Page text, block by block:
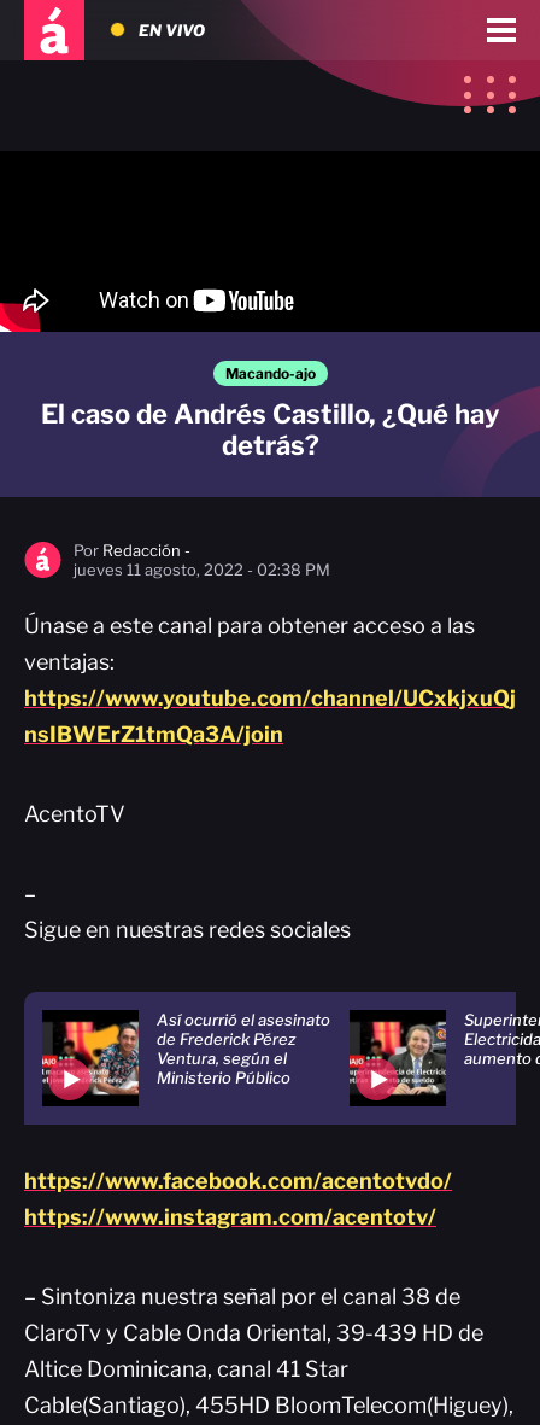
EN VIVO
Macando-ajo
El caso de Andrés Castillo, ¿Qué hay
detrás?
Por Redacción -
jueves 11 agosto, 2022 - 02:38 PM
Únase a este canal para obtener acceso a las
ventajas:
https://www.youtube.com/channel/UCxkjxuQj
nsIBWErZ1tmQa3A/join
AcentoTV
–
Sigue en nuestras redes sociales
Así ocurrió el asesinato
de Frederick Pérez
Ventura, según el
Ministerio Público
aumento
https://www.facebook.com/acentotvdo/
https://www.instagram.com/acentotv/
– Sintoniza nuestra señal por el canal 38 de
ClaroTv y Cable Onda Oriental, 39-439 HD de
Altice Dominicana, canal 41 Star
Cable(Santiago), 455HD BloomTelecom(Higuey),